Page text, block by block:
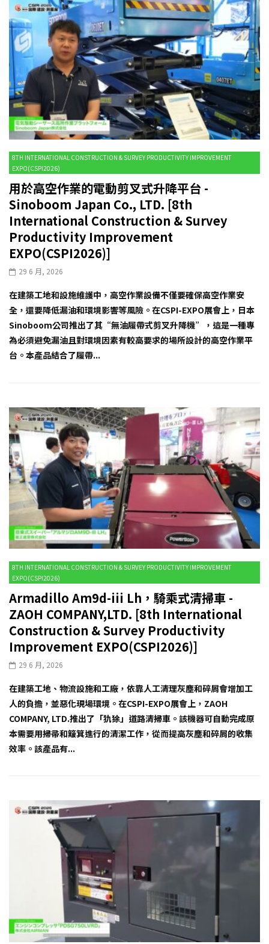
8TH INTERNATIONAL CONSTRUCTION & SURVEY PRODUCTIVITY IMPROVEMENT
EXPO(CSPI2026)
用於高空作業的電動剪叉式升降平台 -
Sinoboom Japan Co., LTD. [8th
International Construction & Survey
Productivity Improvement
EXPO(CSPI2026)]
29 6 月, 2026
在建築工地和設施維護中，高空作業設備不僅要確保高空作業安
全，還要降低漏油和環境影響等風險。在CSPI-EXPO展會上，日本
Sinoboom公司推出了其“無油履帶式剪叉升降機”，這是一種專
為必須避免漏油且對環境因素有較高要求的場所設計的高空作業平
台。本產品結合了履帶...
8TH INTERNATIONAL CONSTRUCTION & SURVEY PRODUCTIVITY IMPROVEMENT
EXPO(CSPI2026)
Armadillo Am9d-iii Lh，騎乘式清掃車 -
ZAOH COMPANY,LTD. [8th International
Construction & Survey Productivity
Improvement EXPO(CSPI2026)]
29 6 月, 2026
在建築工地、物流設施和工廠，依靠人工清理灰塵和碎屑會增加工
人的負擔，並惡化現場環境。在CSPI-EXPO展會上，ZAOH
COMPANY, LTD.推出了「犰狳」道路清掃車。該機器可自動完成原
本需要用掃帚和簸箕進行的清潔工作，從而提高灰塵和碎屑的收集
效率。該產品有...